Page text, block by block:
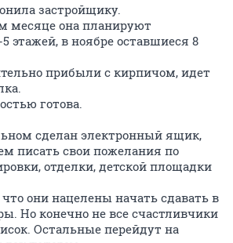
застройщику.
месяце она планируют
этажей, в ноябре оставшиеся 8
прибыли с кирпичом, идет
готова.
сделан электронный ящик,
писать свои пожелания по
отделки, детской площадки
они нацелены начать сдавать в
Но конечно не все счастливчики
Остальные перейдут на